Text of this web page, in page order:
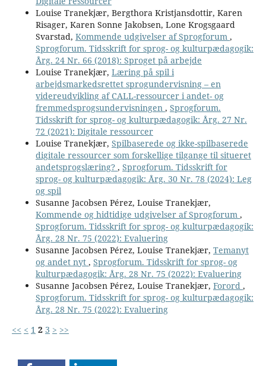
Louise Tranekjær, Bergthora Kristjansdottir, Karen
Risager, Karen Sonne Jakobsen, Lone Krogsgaard
Svarstad, Kommende udgivelser af Sprogforum ,
Sprogforum. Tidsskrift for sprog- og kulturpædagogik:
Årg. 24 Nr. 66 (2018): Sproget på arbejde
Louise Tranekjær, Læring på spil i
arbejdsmarkedsrettet sprogundervisning – en
videreudvikling af CALL-ressourcer i andet- og
fremmedsprogsundervisningen , Sprogforum.
Tidsskrift for sprog- og kulturpædagogik: Årg. 27 Nr.
72 (2021): Digitale ressourcer
Louise Tranekjær, Spilbaserede og ikke-spilbaserede
digitale ressourcer som forskellige tilgange til situeret
andetsprogslæring? , Sprogforum. Tidsskrift for
sprog- og kulturpædagogik: Årg. 30 Nr. 78 (2024): Leg
og spil
Susanne Jacobsen Pérez, Louise Tranekjær,
Kommende og hidtidige udgivelser af Sprogforum ,
Sprogforum. Tidsskrift for sprog- og kulturpædagogik:
Årg. 28 Nr. 75 (2022): Evaluering
Susanne Jacobsen Pérez, Louise Tranekjær, Temanyt
og andet nyt , Sprogforum. Tidsskrift for sprog- og
kulturpædagogik: Årg. 28 Nr. 75 (2022): Evaluering
Susanne Jacobsen Pérez, Louise Tranekjær, Forord ,
Sprogforum. Tidsskrift for sprog- og kulturpædagogik:
Årg. 28 Nr. 75 (2022): Evaluering
<< < 1 2 3 > >>